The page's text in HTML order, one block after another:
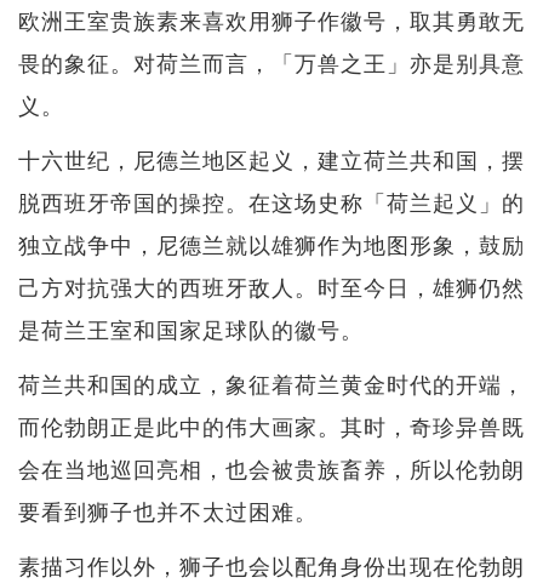
欧洲王室贵族素来喜欢用狮子作徽号，取其勇敢无
畏的象征。对荷兰而言，「万兽之王」亦是别具意
义。
十六世纪，尼德兰地区起义，建立荷兰共和国，摆
脱西班牙帝国的操控。在这场史称「荷兰起义」的
独立战争中，尼德兰就以雄狮作为地图形象，鼓励
己方对抗强大的西班牙敌人。时至今日，雄狮仍然
是荷兰王室和国家足球队的徽号。
荷兰共和国的成立，象征着荷兰黄金时代的开端，
而伦勃朗正是此中的伟大画家。其时，奇珍异兽既
会在当地巡回亮相，也会被贵族畜养，所以伦勃朗
要看到狮子也并不太过困难。
素描习作以外，狮子也会以配角身份出现在伦勃朗